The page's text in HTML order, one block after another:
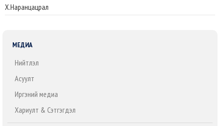
Х.Наранцацрал
МЕДИА
Нийтлэл
Асуулт
Иргэний медиа
Хариулт & Сэтгэгдэл